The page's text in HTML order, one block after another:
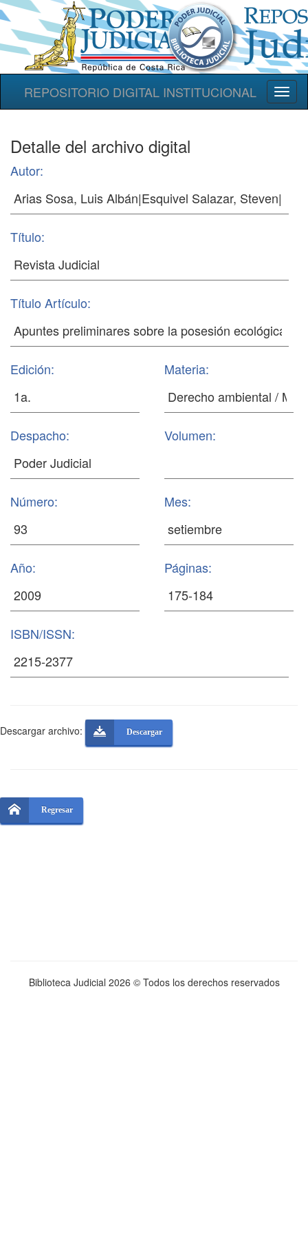
REPOSITORIO DIGITAL INSTITUCIONAL
Detalle del archivo digital
Autor:
Título:
Título Artículo:
Edición: Materia:
Despacho: Volumen:
Número: Mes:
Año: Páginas:
ISBN/ISSN:
Descargar archivo: Descargar
Regresar
Biblioteca Judicial 2026 © Todos los derechos reservados